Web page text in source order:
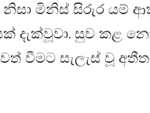
නිසා මිනිස් සිරුර යම්
දැක්වූවා. සුව කළ
වීමට සැලැස් වූ